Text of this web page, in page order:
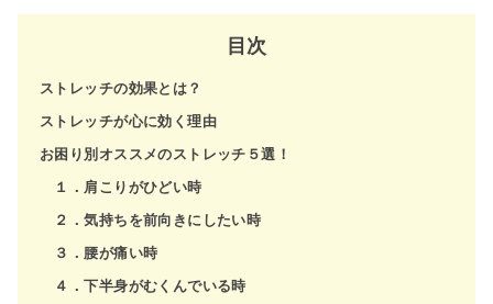
目次
ストレッチの効果とは？
ストレッチが心に効く理由
お困り別オススメのストレッチ５選！
１．肩こりがひどい時
２．気持ちを前向きにしたい時
３．腰が痛い時
４．下半身がむくんでいる時